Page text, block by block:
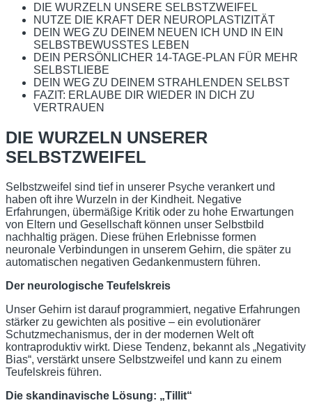
DIE WURZELN UNSERE SELBSTZWEIFEL
NUTZE DIE KRAFT DER NEUROPLASTIZITÄT
DEIN WEG ZU DEINEM NEUEN ICH UND IN EIN
SELBSTBEWUSSTES LEBEN
DEIN PERSÖNLICHER 14-TAGE-PLAN FÜR MEHR
SELBSTLIEBE
DEIN WEG ZU DEINEM STRAHLENDEN SELBST
FAZIT: ERLAUBE DIR WIEDER IN DICH ZU
VERTRAUEN
DIE WURZELN UNSERER
SELBSTZWEIFEL
Selbstzweifel sind tief in unserer Psyche verankert und
haben oft ihre Wurzeln in der Kindheit. Negative
Erfahrungen, übermäßige Kritik oder zu hohe Erwartungen
von Eltern und Gesellschaft können unser Selbstbild
nachhaltig prägen. Diese frühen Erlebnisse formen
neuronale Verbindungen in unserem Gehirn, die später zu
automatischen negativen Gedankenmustern führen.
Der neurologische Teufelskreis
Unser Gehirn ist darauf programmiert, negative Erfahrungen
stärker zu gewichten als positive – ein evolutionärer
Schutzmechanismus, der in der modernen Welt oft
kontraproduktiv wirkt. Diese Tendenz, bekannt als „Negativity
Bias“, verstärkt unsere Selbstzweifel und kann zu einem
Teufelskreis führen.
Die skandinavische Lösung: „Tillit“